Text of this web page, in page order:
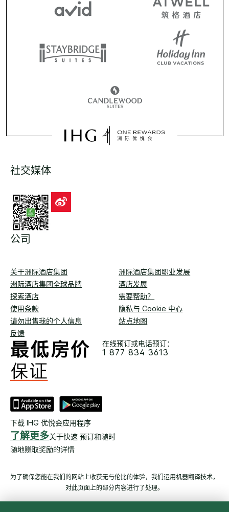
社交媒体
公司
关于洲际酒店集团
洲际酒店集团职业发展
洲际酒店集团全球品牌
酒店发展
探索酒店
需要帮助？
使用条款
隐私与 Cookie 中心
请勿出售我的个人信息
站点地图
反馈
在线预订或电话预订：
1 877 834 3613
下载 IHG 优悦会应用程序
了解更多关于快速 预订和随时
随地赚取奖励的详情
为了确保您能在我们的网站上收获无与伦比的体验，我们运用机器翻译技术，
对此页面上的部分内容进行了处理。